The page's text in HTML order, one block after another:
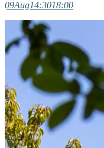
09Aug14:3018:00